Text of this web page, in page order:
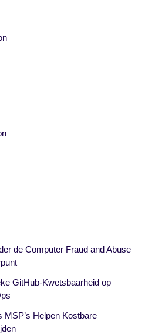
de Computer Fraud and Abuse
GitHub-Kwetsbaarheid op
Helpen Kostbare